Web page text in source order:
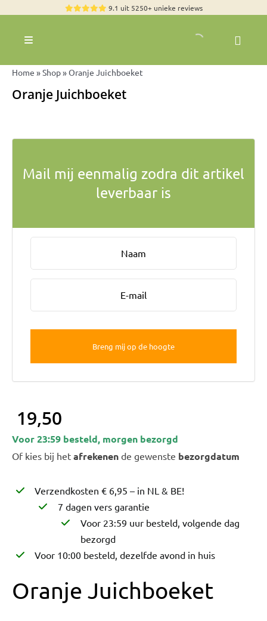
content
9.1 uit 5250+ unieke reviews
Toggle
Rozen
Zomerbloemen
Boeketten
Groen & Decoratief
Bloemenpakketten
Bruiloft Bundels
Krans maken
Gelegenheden
Onze bloemenwinkel
Home »Shop»Oranje Juichboeket
Oranje Juichboeket
Mail mij eenmalig zodra dit artikel
leverbaar is
19,50
Voor 23:59 besteld, morgen bezorgd
Of kies bij het afrekenende gewenste bezorgdatum
Verzendkosten € 6,95 – in NL & BE!
7 dagen vers garantie
Voor 23:59 uur besteld, volgende dag
bezorgd
Voor 10:00 besteld, dezelfde avond in huis
Oranje Juichboeket